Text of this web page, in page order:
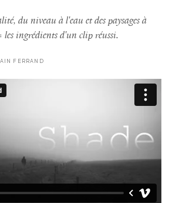
du niveau à l'eau et des paysages à
les ingrédients d'un clip réussi.
FERRAND